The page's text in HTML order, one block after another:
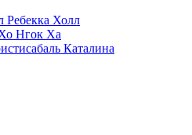
Ребекка Холл
Нгок Ха
Каталина